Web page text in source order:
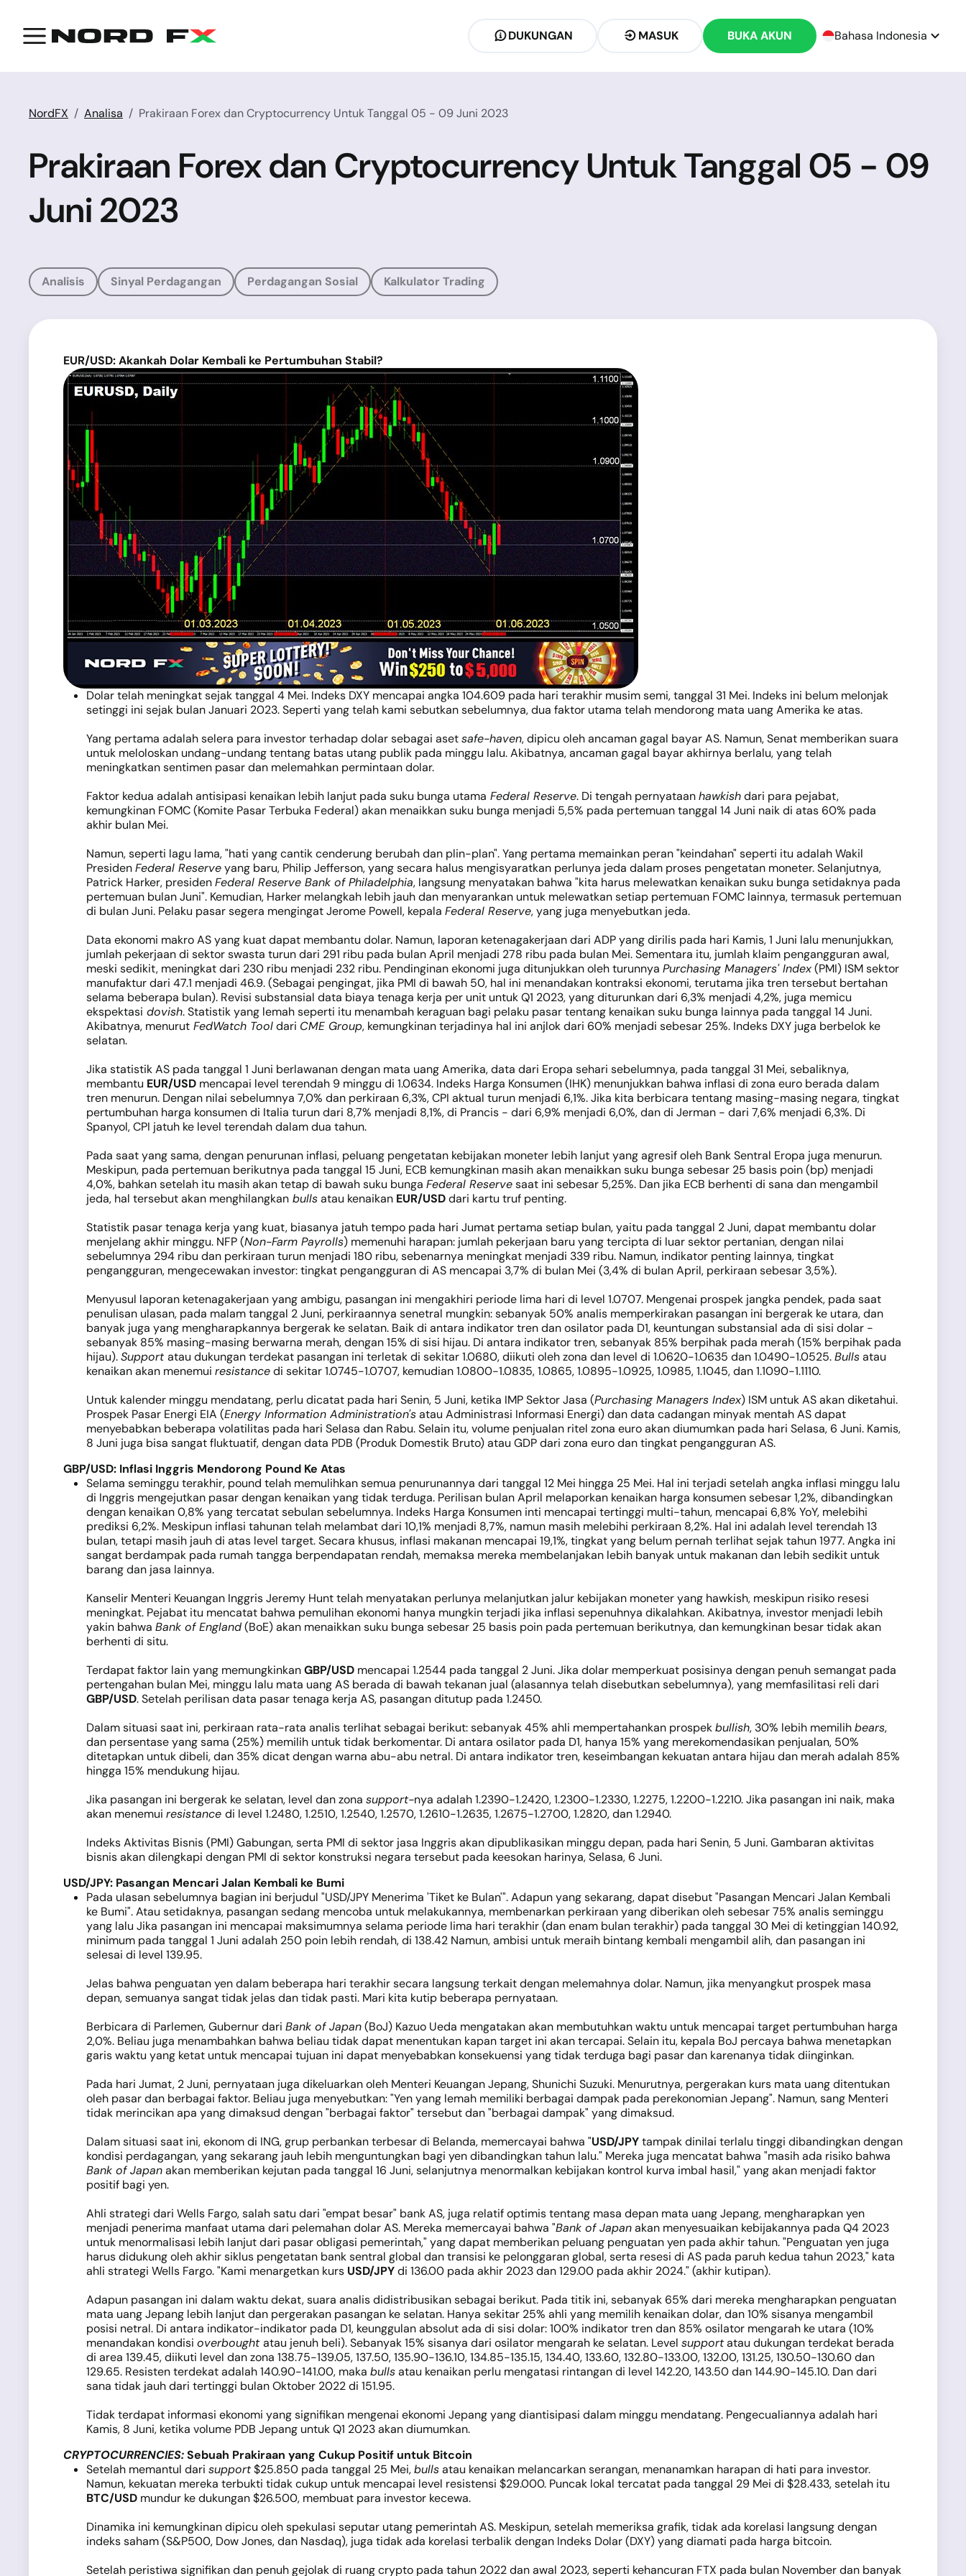
DUKUNGAN MASUK BUKA AKUN Bahasa Indonesia
NordFX Analisa Prakiraan Forex dan Cryptocurrency Untuk Tanggal 05 - 09 Juni 2023
Prakiraan Forex dan Cryptocurrency Untuk Tanggal 05 - 09
Juni 2023
Analisis Sinyal Perdagangan Perdagangan Sosial Kalkulator Trading
EUR/USD:Akankah Dolar Kembali ke Pertumbuhan Stabil?
Dolar telah meningkat sejak tanggal 4 Mei. Indeks DXY mencapai angka 104.609 pada hari terakhir musim semi, tanggal 31 Mei. Indeks ini belum melonjak
setinggi ini sejak bulan Januari 2023. Seperti yang telah kami sebutkan sebelumnya, dua faktor utama telah mendorong mata uang Amerika ke atas.
Yang pertama adalah selera para investor terhadap dolar sebagai asetsafe-haven, dipicu oleh ancaman gagal bayar AS. Namun, Senat memberikan suara
untuk meloloskan undang-undang tentang batas utang publik pada minggu lalu. Akibatnya, ancaman gagal bayar akhirnya berlalu, yang telah
meningkatkan sentimen pasar dan melemahkan permintaan dolar.
Faktor kedua adalah antisipasi kenaikan lebih lanjut pada suku bunga utama Federal Reserve. Di tengah pernyataanhawkishdari para pejabat,
kemungkinan FOMC (Komite Pasar Terbuka Federal) akan menaikkan suku bunga menjadi 5,5% pada pertemuan tanggal 14 Juni naik di atas 60% pada
akhir bulan Mei.
Namun, seperti lagu lama, "hati yang cantik cenderung berubah dan plin-plan". Yang pertama memainkan peran "keindahan" seperti itu adalah Wakil
PresidenFederal Reserveyang baru, Philip Jefferson, yang secara halus mengisyaratkan perlunya jeda dalam proses pengetatan moneter. Selanjutnya,
Patrick Harker, presidenFederal Reserve Bank of Philadelphia, langsung menyatakan bahwa "kita harus melewatkan kenaikan suku bunga setidaknya pada
pertemuan bulan Juni". Kemudian, Harker melangkah lebih jauh dan menyarankan untuk melewatkan setiap pertemuan FOMC lainnya, termasuk pertemuan
di bulan Juni. Pelaku pasar segera mengingat Jerome Powell, kepala Federal Reserve, yang juga menyebutkan jeda.
Data ekonomi makro AS yang kuat dapat membantu dolar. Namun, laporan ketenagakerjaan dari ADP yang dirilis pada hari Kamis, 1 Juni lalu menunjukkan,
jumlah pekerjaan di sektor swasta turun dari 291 ribu pada bulan April menjadi 278 ribu pada bulan Mei. Sementara itu, jumlah klaim pengangguran awal,
meski sedikit, meningkat dari 230 ribu menjadi 232 ribu. Pendinginan ekonomi juga ditunjukkan oleh turunnya Purchasing Managers' Index(PMI) ISM sektor
manufaktur dari 47.1 menjadi 46.9. (Sebagai pengingat, jika PMI di bawah 50, hal ini menandakan kontraksi ekonomi, terutama jika tren tersebut bertahan
selama beberapa bulan). Revisi substansial data biaya tenaga kerja per unit untuk Q1 2023, yang diturunkan dari 6,3% menjadi 4,2%, juga memicu
ekspektasi dovish. Statistik yang lemah seperti itu menambah keraguan bagi pelaku pasar tentang kenaikan suku bunga lainnya pada tanggal 14 Juni.
Akibatnya, menurut FedWatch Tooldari CME Group, kemungkinan terjadinya hal ini anjlok dari 60% menjadi sebesar 25%. Indeks DXY juga berbelok ke
selatan.
Jika statistik AS pada tanggal 1 Juni berlawanan dengan mata uang Amerika, data dari Eropa sehari sebelumnya, pada tanggal 31 Mei, sebaliknya,
membantu EUR/USD mencapai level terendah 9 minggu di 1.0634. Indeks Harga Konsumen (IHK) menunjukkan bahwa inflasi di zona euro berada dalam
tren menurun. Dengan nilai sebelumnya 7,0% dan perkiraan 6,3%, CPI aktual turun menjadi 6,1%. Jika kita berbicara tentang masing-masing negara, tingkat
pertumbuhan harga konsumen di Italia turun dari 8,7% menjadi 8,1%, di Prancis - dari 6,9% menjadi 6,0%, dan di Jerman - dari 7,6% menjadi 6,3%. Di
Spanyol, CPI jatuh ke level terendah dalam dua tahun.
Pada saat yang sama, dengan penurunan inflasi, peluang pengetatan kebijakan moneter lebih lanjut yang agresif oleh Bank Sentral Eropa juga menurun.
Meskipun, pada pertemuan berikutnya pada tanggal 15 Juni, ECB kemungkinan masih akan menaikkan suku bunga sebesar 25 basis poin (bp) menjadi
4,0%, bahkan setelah itu masih akan tetap di bawah suku bunga Federal Reservesaat ini sebesar 5,25%. Dan jika ECB berhenti di sana dan mengambil
jeda, hal tersebut akan menghilangkan bullsatau kenaikan EUR/USDdari kartu truf penting.
Statistik pasar tenaga kerja yang kuat, biasanya jatuh tempo pada hari Jumat pertama setiap bulan, yaitu pada tanggal 2 Juni, dapat membantu dolar
menjelang akhir minggu. NFP (Non-Farm Payrolls) memenuhi harapan: jumlah pekerjaan baru yang tercipta di luar sektor pertanian, dengan nilai
sebelumnya 294 ribu dan perkiraan turun menjadi 180 ribu, sebenarnya meningkat menjadi 339 ribu. Namun, indikator penting lainnya, tingkat
pengangguran, mengecewakan investor: tingkat pengangguran di AS mencapai 3,7% di bulan Mei (3,4% di bulan April, perkiraan sebesar 3,5%).
Menyusul laporan ketenagakerjaan yang ambigu, pasangan ini mengakhiri periode lima hari di level 1.0707. Mengenai prospek jangka pendek, pada saat
penulisan ulasan, pada malam tanggal 2 Juni, perkiraannya senetral mungkin: sebanyak 50% analis memperkirakan pasangan ini bergerak ke utara, dan
banyak juga yang mengharapkannya bergerak ke selatan. Baik di antara indikator tren dan osilator pada D1, keuntungan substansial ada di sisi dolar -
sebanyak 85% masing-masing berwarna merah, dengan 15% di sisi hijau. Di antara indikator tren, sebanyak 85% berpihak pada merah (15% berpihak pada
hijau).Supportatau dukungan terdekat pasangan ini terletak di sekitar 1.0680, diikuti oleh zona dan level di 1.0620-1.0635 dan 1.0490-1.0525.Bullsatau
kenaikan akan menemui resistancedi sekitar 1.0745-1.0707, kemudian 1.0800-1.0835, 1.0865, 1.0895-1.0925, 1.0985, 1.1045, dan 1.1090-1.1110.
Untuk kalender minggu mendatang, perlu dicatat pada hari Senin, 5 Juni, ketika IMP Sektor Jasa (Purchasing Managers Index) ISM untuk AS akan diketahui.
Prospek Pasar Energi EIA (Energy Information Administration'satau Administrasi Informasi Energi) dan data cadangan minyak mentah AS dapat
menyebabkan beberapa volatilitas pada hari Selasa dan Rabu. Selain itu, volume penjualan ritel zona euro akan diumumkan pada hari Selasa, 6 Juni. Kamis,
8 Juni juga bisa sangat fluktuatif, dengan data PDB (Produk Domestik Bruto) atau GDP dari zona euro dan tingkat pengangguran AS.
GBP/USD: Inflasi Inggris Mendorong Pound Ke Atas
Selama seminggu terakhir, pound telah memulihkan semua penurunannya dari tanggal 12 Mei hingga 25 Mei. Hal ini terjadi setelah angka inflasi minggu lalu
di Inggris mengejutkan pasar dengan kenaikan yang tidak terduga. Perilisan bulan April melaporkan kenaikan harga konsumen sebesar 1,2%, dibandingkan
dengan kenaikan 0,8% yang tercatat sebulan sebelumnya. Indeks Harga Konsumen inti mencapai tertinggi multi-tahun, mencapai 6,8% YoY, melebihi
prediksi 6,2%. Meskipun inflasi tahunan telah melambat dari 10,1% menjadi 8,7%, namun masih melebihi perkiraan 8,2%. Hal ini adalah level terendah 13
bulan, tetapi masih jauh di atas level target. Secara khusus, inflasi makanan mencapai 19,1%, tingkat yang belum pernah terlihat sejak tahun 1977. Angka ini
sangat berdampak pada rumah tangga berpendapatan rendah, memaksa mereka membelanjakan lebih banyak untuk makanan dan lebih sedikit untuk
barang dan jasa lainnya.
Kanselir Menteri Keuangan Inggris Jeremy Hunt telah menyatakan perlunya melanjutkan jalur kebijakan moneter yang hawkish, meskipun risiko resesi
meningkat. Pejabat itu mencatat bahwa pemulihan ekonomi hanya mungkin terjadi jika inflasi sepenuhnya dikalahkan. Akibatnya, investor menjadi lebih
yakin bahwa Bank of England(BoE) akan menaikkan suku bunga sebesar 25 basis poin pada pertemuan berikutnya, dan kemungkinan besar tidak akan
berhenti di situ.
Terdapat faktor lain yang memungkinkanGBP/USD mencapai 1.2544 pada tanggal 2 Juni. Jika dolar memperkuat posisinya dengan penuh semangat pada
pertengahan bulan Mei, minggu lalu mata uang AS berada di bawah tekanan jual (alasannya telah disebutkan sebelumnya), yang memfasilitasi reli dari
GBP/USD. Setelah perilisan data pasar tenaga kerja AS, pasangan ditutup pada 1.2450.
Dalam situasi saat ini, perkiraan rata-rata analis terlihat sebagai berikut: sebanyak 45% ahli mempertahankan prospekbullish, 30% lebih memilihbears,
dan persentase yang sama (25%) memilih untuk tidak berkomentar. Di antara osilator pada D1, hanya 15% yang merekomendasikan penjualan, 50%
ditetapkan untuk dibeli, dan 35% dicat dengan warna abu-abu netral. Di antara indikator tren, keseimbangan kekuatan antara hijau dan merah adalah 85%
hingga 15% mendukung hijau.
Jika pasangan ini bergerak ke selatan, level dan zona support-nya adalah 1.2390-1.2420, 1.2300-1.2330, 1.2275, 1.2200-1.2210. Jika pasangan ini naik, maka
akan menemui resistance di level 1.2480, 1.2510, 1.2540, 1.2570, 1.2610-1.2635, 1.2675-1.2700, 1.2820, dan 1.2940.
Indeks Aktivitas Bisnis (PMI) Gabungan, serta PMI di sektor jasa Inggris akan dipublikasikan minggu depan, pada hari Senin, 5 Juni. Gambaran aktivitas
bisnis akan dilengkapi dengan PMI di sektor konstruksi negara tersebut pada keesokan harinya, Selasa, 6 Juni.
USD/JPY: Pasangan Mencari Jalan Kembali ke Bumi
Pada ulasan sebelumnya bagian ini berjudul "USD/JPY Menerima 'Tiket ke Bulan'". Adapun yang sekarang, dapat disebut "Pasangan Mencari Jalan Kembali
ke Bumi". Atau setidaknya, pasangan sedang mencoba untuk melakukannya, membenarkan perkiraan yang diberikan oleh sebesar 75% analis seminggu
yang lalu Jika pasangan ini mencapai maksimumnya selama periode lima hari terakhir (dan enam bulan terakhir) pada tanggal 30 Mei di ketinggian 140.92,
minimum pada tanggal 1 Juni adalah 250 poin lebih rendah, di 138.42 Namun, ambisi untuk meraih bintang kembali mengambil alih, dan pasangan ini
selesai di level 139.95.
Jelas bahwa penguatan yen dalam beberapa hari terakhir secara langsung terkait dengan melemahnya dolar. Namun, jika menyangkut prospek masa
depan, semuanya sangat tidak jelas dan tidak pasti. Mari kita kutip beberapa pernyataan.
Berbicara di Parlemen, Gubernur dari Bank of Japan(BoJ) Kazuo Ueda mengatakan akan membutuhkan waktu untuk mencapai target pertumbuhan harga
2,0%. Beliau juga menambahkan bahwa beliau tidak dapat menentukan kapan target ini akan tercapai. Selain itu, kepala BoJ percaya bahwa menetapkan
garis waktu yang ketat untuk mencapai tujuan ini dapat menyebabkan konsekuensi yang tidak terduga bagi pasar dan karenanya tidak diinginkan.
Pada hari Jumat, 2 Juni, pernyataan juga dikeluarkan oleh Menteri Keuangan Jepang, Shunichi Suzuki. Menurutnya, pergerakan kurs mata uang ditentukan
oleh pasar dan berbagai faktor. Beliau juga menyebutkan: "Yen yang lemah memiliki berbagai dampak pada perekonomian Jepang". Namun, sang Menteri
tidak merincikan apa yang dimaksud dengan "berbagai faktor" tersebut dan "berbagai dampak" yang dimaksud.
Dalam situasi saat ini, ekonom di ING, grup perbankan terbesar di Belanda, memercayai bahwa "USD/JPYtampak dinilai terlalu tinggi dibandingkan dengan
kondisi perdagangan, yang sekarang jauh lebih menguntungkan bagi yen dibandingkan tahun lalu." Mereka juga mencatat bahwa "masih ada risiko bahwa
Bank of Japanakan memberikan kejutan pada tanggal 16 Juni, selanjutnya menormalkan kebijakan kontrol kurva imbal hasil," yang akan menjadi faktor
positif bagi yen.
Ahli strategi dari Wells Fargo, salah satu dari "empat besar" bank AS, juga relatif optimis tentang masa depan mata uang Jepang, mengharapkan yen
menjadi penerima manfaat utama dari pelemahan dolar AS. Mereka memercayai bahwa "Bank of Japanakan menyesuaikan kebijakannya pada Q4 2023
untuk menormalisasi lebih lanjut dari pasar obligasi pemerintah," yang dapat memberikan peluang penguatan yen pada akhir tahun. "Penguatan yen juga
harus didukung oleh akhir siklus pengetatan bank sentral global dan transisi ke pelonggaran global, serta resesi di AS pada paruh kedua tahun 2023," kata
ahli strategi Wells Fargo. "Kami menargetkan kurs USD/JPYdi 136.00 pada akhir 2023 dan 129.00 pada akhir 2024." (akhir kutipan).
Adapun pasangan ini dalam waktu dekat, suara analis didistribusikan sebagai berikut. Pada titik ini, sebanyak 65% dari mereka mengharapkan penguatan
mata uang Jepang lebih lanjut dan pergerakan pasangan ke selatan. Hanya sekitar 25% ahli yang memilih kenaikan dolar, dan 10% sisanya mengambil
posisi netral. Di antara indikator-indikator pada D1, keunggulan absolut ada di sisi dolar: 100% indikator tren dan 85% osilator mengarah ke utara (10%
menandakan kondisi overboughtatau jenuh beli). Sebanyak 15% sisanya dari osilator mengarah ke selatan. Level supportatau dukungan terdekat berada
di area 139.45, diikuti level dan zona 138.75-139.05, 137.50, 135.90-136.10, 134.85-135.15, 134.40, 133.60, 132.80-133.00, 132.00, 131.25, 130.50-130.60 dan
129.65. Resisten terdekat adalah 140.90-141.00, maka bullsatau kenaikan perlu mengatasi rintangan di level 142.20, 143.50 dan 144.90-145.10. Dan dari
sana tidak jauh dari tertinggi bulan Oktober 2022 di 151.95.
Tidak terdapat informasi ekonomi yang signifikan mengenai ekonomi Jepang yang diantisipasi dalam minggu mendatang. Pengecualiannya adalah hari
Kamis, 8 Juni, ketika volume PDB Jepang untuk Q1 2023 akan diumumkan.
CRYPTOCURRENCIES:Sebuah Prakiraan yang Cukup Positif untuk Bitcoin
Setelah memantul dari support$25.850 pada tanggal 25 Mei,bullsatau kenaikan melancarkan serangan, menanamkan harapan di hati para investor.
Namun, kekuatan mereka terbukti tidak cukup untuk mencapai level resistensi $29.000. Puncak lokal tercatat pada tanggal 29 Mei di $28.433, setelah itu
BTC/USD mundur ke dukungan $26.500, membuat para investor kecewa.
Dinamika ini kemungkinan dipicu oleh spekulasi seputar utang pemerintah AS. Meskipun, setelah memeriksa grafik, tidak ada korelasi langsung dengan
indeks saham (S&P500, Dow Jones, dan Nasdaq), juga tidak ada korelasi terbalik dengan Indeks Dolar (DXY) yang diamati pada harga bitcoin.
Setelah peristiwa signifikan dan penuh gejolak di ruang crypto pada tahun 2022 dan awal 2023, seperti kehancuran FTX pada bulan November dan banyak